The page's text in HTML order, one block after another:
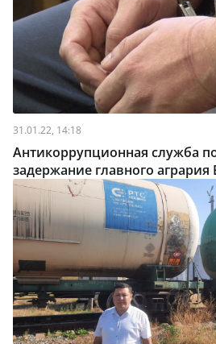
31.01.22, 14:18
Антикоррупционная служба
задержание главного агрария